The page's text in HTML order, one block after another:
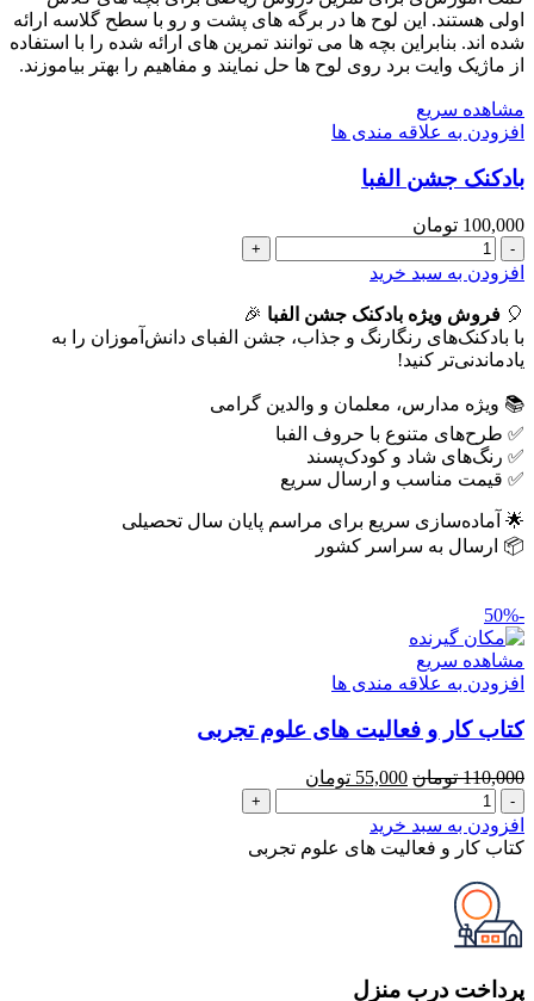
ساده
(کپی)
عدد
اولی هستند. این لوح ها در برگه های پشت و رو با سطح گلاسه ارائه
شده اند. بنابراین بچه ها می توانند تمرین های ارائه شده را با استفاده
از ماژیک وایت برد روی لوح ها حل نمایند و مفاهیم را بهتر بیاموزند.
مشاهده سریع
افزودن به علاقه مندی ها
بادکنک جشن الفبا
100,000 تومان
بادکنک
جشن
عدد
افزودن به سبد خرید
🎈 فروش ویژه بادکنک جشن الفبا 🎉
با بادکنک‌های رنگارنگ و جذاب، جشن الفبای دانش‌آموزان را به
یادماندنی‌تر کنید!
📚 ویژه مدارس، معلمان و والدین گرامی
✅ طرح‌های متنوع با حروف الفبا
✅ رنگ‌های شاد و کودک‌پسند
✅ قیمت مناسب و ارسال سریع
🌟 آماده‌سازی سریع برای مراسم پایان سال تحصیلی
📦 ارسال به سراسر کشور
-50%
مشاهده سریع
افزودن به علاقه مندی ها
کتاب کار و فعالیت های علوم تجربی
110,000 تومان قیمت
بود.
55,000 تومان
فعلی
است.
کتاب
کار
و
های
علوم
تجربی
افزودن به سبد خرید
کتاب کار و فعالیت های علوم تجربی
پرداخت درب منزل